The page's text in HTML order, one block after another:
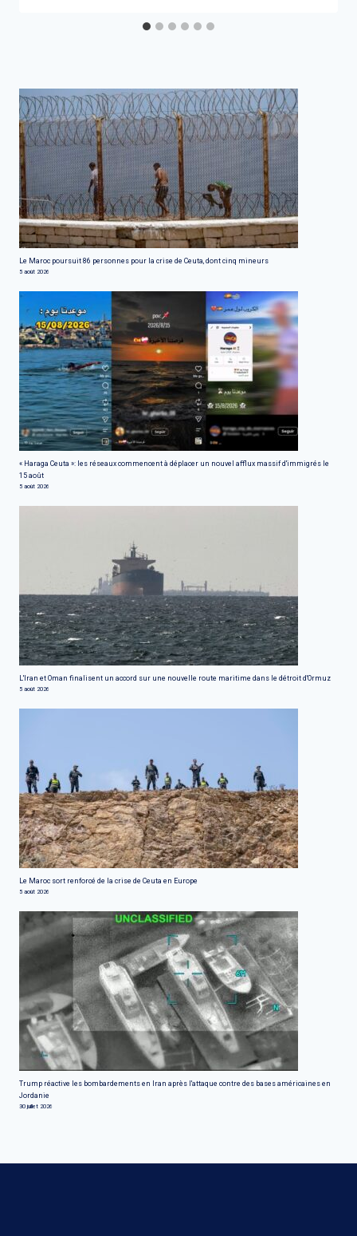
Le Maroc poursuit 86 personnes pour la crise de Ceuta, dont cinq mineurs
5 août 2026
« Haraga Ceuta »: les réseaux commencent à déplacer un nouvel afflux massif d'immigrés le
15 août
5 août 2026
L'Iran et Oman finalisent un accord sur une nouvelle route maritime dans le détroit d'Ormuz
5 août 2026
Le Maroc sort renforcé de la crise de Ceuta en Europe
5 août 2026
Trump réactive les bombardements en Iran après l'attaque contre des bases américaines en
Jordanie
30 juillet 2026